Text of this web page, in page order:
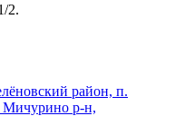
2.
район, п.
Мичурино р-н,